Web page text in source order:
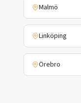
Malmö
Linköping
Örebro